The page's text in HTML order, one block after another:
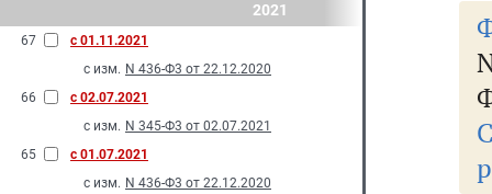
2021
67
с 01.11.2021
с изм. N 436-Ф3 от 22.12.2020
66
с 02.07.2021
с изм. N 345-Ф3 от 02.07.2021
65
с 01.07.2021
с изм. N 436-Ф3 от 22.12.2020